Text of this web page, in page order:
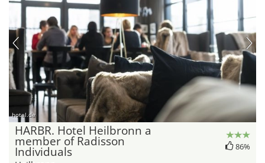
hotel.de
HARBR. Hotel Heilbronn a
member of Radisson
Individuals 86%